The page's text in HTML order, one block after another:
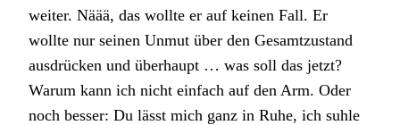
weiter. Näää, das wollte er auf keinen Fall. Er
wollte nur seinen Unmut über den Gesamtzustand
ausdrücken und überhaupt … was soll das jetzt?
Warum kann ich nicht einfach auf den Arm. Oder
noch besser: Du lässt mich ganz in Ruhe, ich suhle